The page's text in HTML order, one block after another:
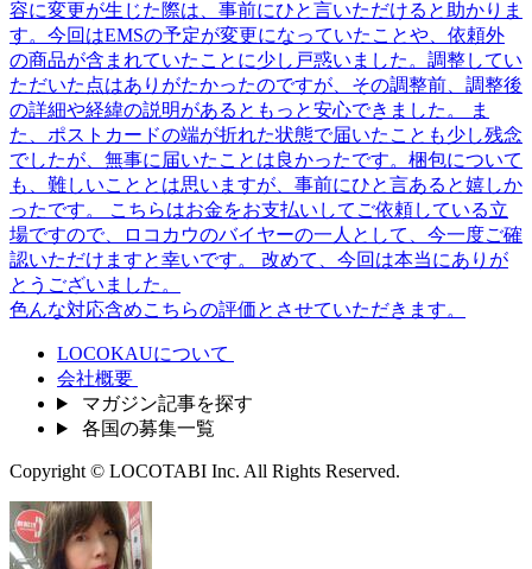
容に変更が生じた際は、事前にひと言いただけると助かりま
す。今回はEMSの予定が変更になっていたことや、依頼外
の商品が含まれていたことに少し戸惑いました。調整してい
ただいた点はありがたかったのですが、その調整前、調整後
の詳細や経緯の説明があるともっと安心できました。
ま
た、ポストカードの端が折れた状態で届いたことも少し残念
でしたが、無事に届いたことは良かったです。梱包について
も、難しいこととは思いますが、事前にひと言あると嬉しか
ったです。
こちらはお金をお支払いしてご依頼している立
場ですので、ロコカウのバイヤーの一人として、今一度ご確
認いただけますと幸いです。
改めて、今回は本当にありが
とうございました。
色んな対応含めこちらの評価とさせていただきます。
LOCOKAUについて
会社概要
マガジン記事を探す
各国の募集一覧
Copyright © LOCOTABI Inc. All Rights Reserved.